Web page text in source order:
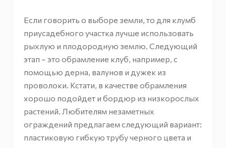
Если говорить о выборе земли, то для клумб
приусадебного участка лучше использовать
рыхлую и плодородную землю. Следующий
этап – это обрамление клуб, например, с
помощью дерна, валунов и дужек из
проволоки. Кстати, в качестве обрамления
хорошо подойдет и бордюр из низкорослых
растений. Любителям незаметных
ограждений предлагаем следующий вариант:
пластиковую гибкую трубу черного цвета и